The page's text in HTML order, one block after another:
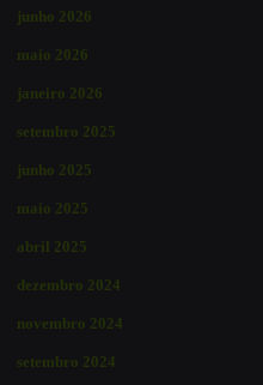
junho 2026
maio 2026
janeiro 2026
setembro 2025
junho 2025
maio 2025
abril 2025
dezembro 2024
novembro 2024
setembro 2024